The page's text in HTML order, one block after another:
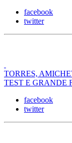
facebook
twitter
TORRES,
TEST E GRANDE
facebook
twitter